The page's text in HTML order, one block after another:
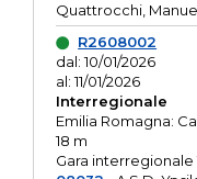
Quattrocchi,
R2608002
dal: 10/01/2026
al: 11/01/2026
Interregionale
Emilia Romagna:
18 m
Gara interregionale